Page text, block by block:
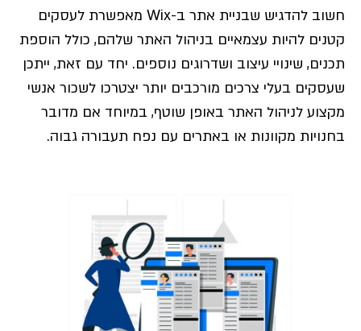
חשוב להדגיש שבניית אתר ב-Wix מאפשרת לעסקים
קטנים להיות עצמאיים בניהול האתר שלהם, כולל הוספת
תכנים, שינויי עיצוב ושדרוגים נוספים. יחד עם זאת, ייתכן
שעסקים בעלי צרכים מורכבים יותר יצטרכו לשכור אנשי
מקצוע לניהול האתר באופן שוטף, במיוחד אם מדובר
בחנויות מקוונות או באתרים עם נפח תעבורה גבוה.